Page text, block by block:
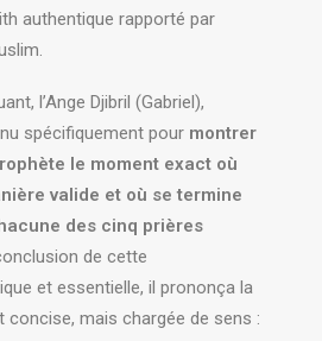
authentique rapporté par
l’Ange Djibril (Gabriel),
spécifiquement pour montrer
le moment exact où
valide et où se termine
des cinq prières
de cette
et essentielle, il prononça la
concise, mais chargée de sens :